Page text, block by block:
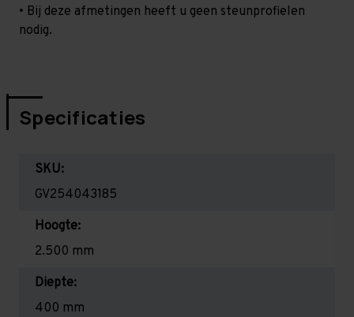
• Bij deze afmetingen heeft u geen steunprofielen
nodig.
Specificaties
SKU:
GV254043185
Hoogte:
2.500 mm
Diepte:
400 mm